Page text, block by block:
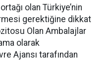
olan Türkiye’nin
gerektiğine dikkat
Olan Ambalajlar
olarak
Ajansı tarafından